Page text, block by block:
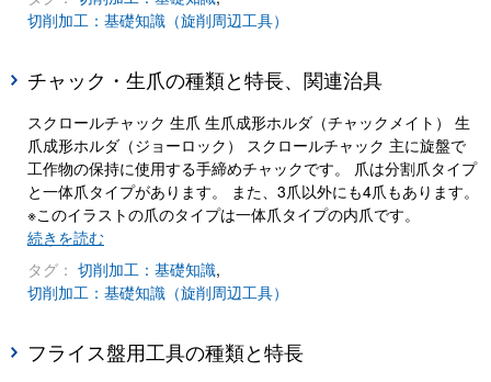
切削加工：基礎知識（旋削周辺工具）
チャック・生爪の種類と特長、関連治具
スクロールチャック 生爪 生爪成形ホルダ（チャックメイト） 生
爪成形ホルダ（ジョーロック） スクロールチャック 主に旋盤で
工作物の保持に使用する手締めチャックです。 爪は分割爪タイプ
と一体爪タイプがあります。 また、3爪以外にも4爪もあります。
※このイラストの爪のタイプは一体爪タイプの内爪です。
続きを読む
タグ： 切削加工：基礎知識,
切削加工：基礎知識（旋削周辺工具）
フライス盤用工具の種類と特長